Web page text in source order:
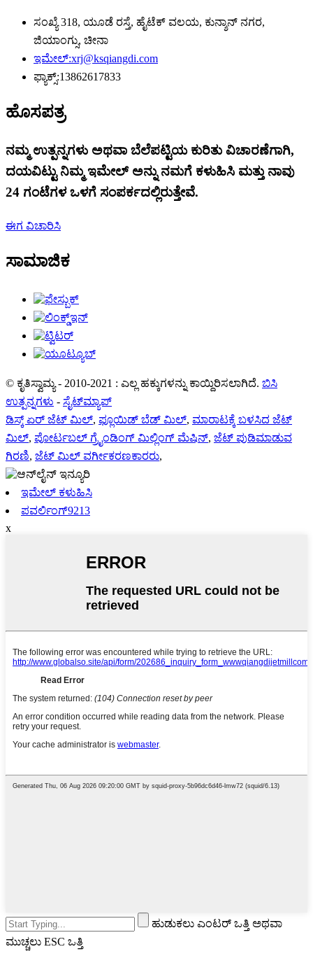
ಸಂಖ್ಯೆ 318, ಯೂಡೆ ರಸ್ತೆ, ಹೈಟೆಕ್ ವಲಯ, ಕುನ್ಶಾನ್ ನಗರ,
ಜಿಯಾಂಗ್ಸು, ಚೀನಾ
ಇಮೇಲ್:xrj@ksqiangdi.com
ಫ್ಯಾಕ್ಸ್:13862617833
ಹೊಸಪತ್ರ
ನಮ್ಮ ಉತ್ಪನ್ನಗಳು ಅಥವಾ ಬೆಲೆಪಟ್ಟಿಯ ಕುರಿತು ವಿಚಾರಣೆಗಾಗಿ,
ದಯವಿಟ್ಟು ನಿಮ್ಮ ಇಮೇಲ್ ಅನ್ನು ನಮಗೆ ಕಳುಹಿಸಿ ಮತ್ತು ನಾವು
24 ಗಂಟೆಗಳ ಒಳಗೆ ಸಂಪರ್ಕದಲ್ಲಿರುತ್ತೇವೆ.
ಈಗ ವಿಚಾರಿಸಿ
ಸಾಮಾಜಿಕ
© ಕೃತಿಸ್ವಾಮ್ಯ - 2010-2021 : ಎಲ್ಲ ಹಕ್ಕುಗಳನ್ನು ಕಾಯ್ದಿರಿಸಲಾಗಿದೆ. ಬಿಸಿ
ಉತ್ಪನ್ನಗಳು - ಸೈಟ್‌ಮ್ಯಾಪ್
ಡಿಸ್ಕ್ ಏರ್ ಜೆಟ್ ಮಿಲ್, ಫ್ಲೂಯಿಡ್ ಬೆಡ್ ಮಿಲ್, ಮಾರಾಟಕ್ಕೆ ಬಳಸಿದ ಜೆಟ್
ಮಿಲ್, ಪೋರ್ಟಬಲ್ ಗ್ರೈಂಡಿಂಗ್ ಮಿಲ್ಲಿಂಗ್ ಮೆಷಿನ್, ಜೆಟ್ ಪುಡಿಮಾಡುವ
ಗಿರಣಿ, ಜೆಟ್ ಮಿಲ್ ವರ್ಗೀಕರಣಕಾರರು,
ಇಮೇಲ್ ಕಳುಹಿಸಿ
ಪವರ್ಲಿಂಗ್9213
x
ಹುಡುಕಲು ಎಂಟರ್ ಒತ್ತಿ ಅಥವಾ
ಮುಚ್ಚಲು ESC ಒತ್ತಿ